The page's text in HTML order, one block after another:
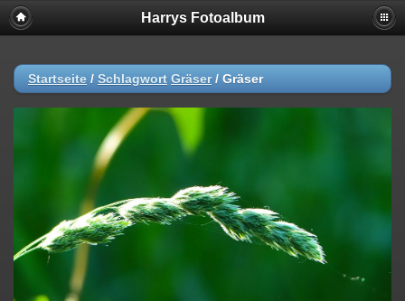
Harrys Fotoalbum
Startseite / Schlagwort Gräser/ Gräser